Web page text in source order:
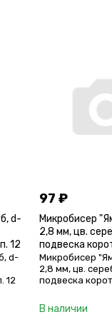
d-
12
d-
12
97 ₽
Микробисер
2,8 мм, цв.
подвеска
шт.)
Микробисер
2,8 мм, цв.
подвеска
В наличии